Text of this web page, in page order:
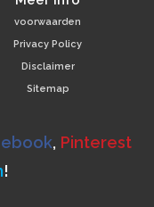
voorwaarden
Privacy Policy
Disclaimer
Sitemap
, Pinterest
!